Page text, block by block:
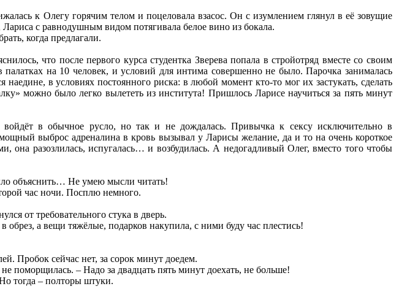
к Олегу горячим телом и поцеловала взасос. Он с изумлением глянул в её зовущие
с равнодушным видом потягивала белое вино из бокала.
когда предлагали.
что после первого курса студентка Зверева попала в стройотряд вместе со своим
на 10 человек, и условий для интима совершенно не было. Парочка занималась
в условиях постоянного риска: в любой момент кто-то мог их застукать, сделать
можно было легко вылететь из института! Пришлось Ларисе научиться за пять минут
в обычное русло, но так и не дождалась. Привычка к сексу исключительно в
выброс адреналина в кровь вызывал у Ларисы желание, да и то на очень короткое
она разозлилась, испугалась… и возбудилась. А недогадливый Олег, вместо того чтобы
объяснить… Не умею мысли читать!
час ночи. Посплю немного.
от требовательного стука в дверь.
а вещи тяжёлые, подарков накупила, с ними буду час плестись!
Пробок сейчас нет, за сорок минут доедем.
поморщилась. – Надо за двадцать пять минут доехать, не больше!
тогда – полторы штуки.